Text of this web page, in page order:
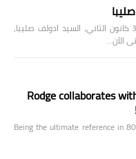
توفي صباح اليوم، الاربعاء 30 كانون الثاني، السيد ادولف صليبا،
الآن…
Rodge collaborates
Being the ultimate reference in